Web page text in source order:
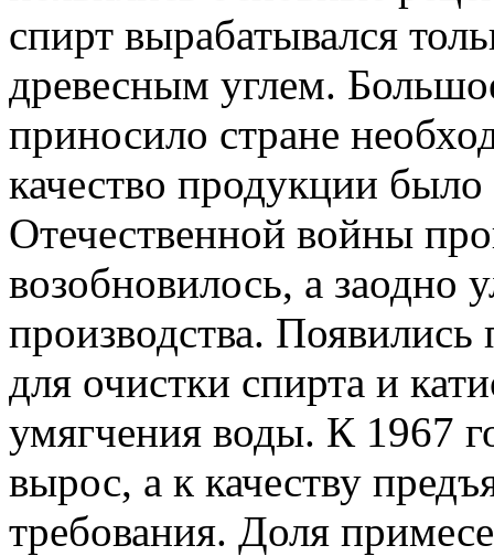
спирт вырабатывался
древесным углем.
приносило стране
качество продукции
Отечественной войны
возобновилось, а заодно
производства.
для очистки спирта и
умягчения воды. К 1967
вырос, а к качеству
требования. Доля